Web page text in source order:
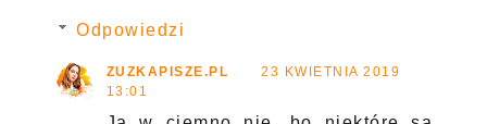
Odpowiedzi
ZUZKAPISZE.PL
23 KWIETNIA 2019
13:01